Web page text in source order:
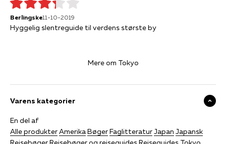
Berlingske11-10-2019
Hyggelig slentreguide til verdens største by
Mere om Tokyo
Varens kategorier
En del af
Alle produkterAmerikaBøgerFaglitteraturJapan Japansk